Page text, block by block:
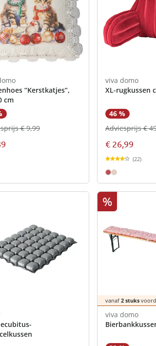
“Kerstkatjes”,
cm
€ 9,99
viva domo
XL-rugkussen
46 %
€ 26,99
Adviesprijs €
(22)
%
vanaf 2 stuks
viva domo